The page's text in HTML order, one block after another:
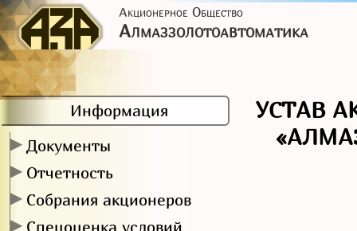
Акционерное Общество
Алмаззолотоавтоматика
Информация
Документы
▶
Отчетность
▶
Собрания акционеров
▶
Спецоценка условий
▶
УСТАВ